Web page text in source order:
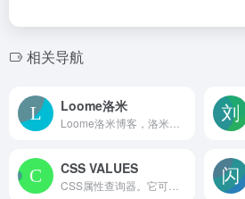
相关导航
Loome洛米
CSS VALUES